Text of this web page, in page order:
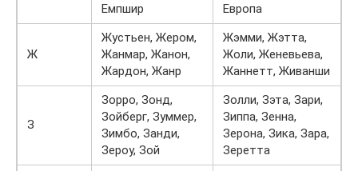
Емпшир
Европа
Ж
Жустьен, Жером,
Жанмар, Жанон,
Жардон, Жанр
Жэмми, Жэтта,
Жоли, Женевьева,
Жаннетт, Живанши
З
Зорро, Зонд,
Зойберг, Зуммер,
Зимбо, Занди,
Зероу, Зой
Золли, Зэта, Зари,
Зиппа, Зенна,
Зерона, Зика, Зара,
Зеретта